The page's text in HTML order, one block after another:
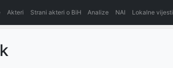
Akteri Strani akteri o BiH Analize NAI Lokalne vijesti